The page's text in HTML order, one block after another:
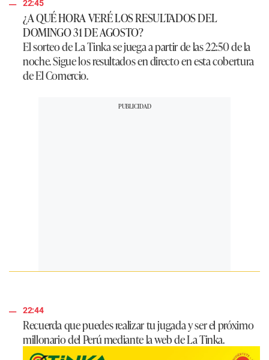
22:45
¿A QUÉ HORA VERÉ LOS RESULTADOS DEL
DOMINGO 31 DE AGOSTO?
El sorteo deLa Tinkase juega a partir de las 22:50 de la
noche. Sigue los resultados en directo en esta cobertura
deEl Comercio.
22:44
Recuerda que puedes realizar tu jugada y ser el próximo
millonario del Perú mediante laweb de La Tinka.